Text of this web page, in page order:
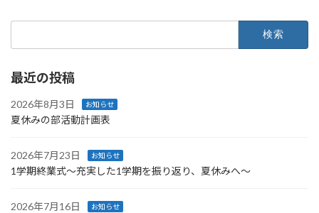
最近の投稿
2026年8月3日 お知らせ
夏休みの部活動計画表
2026年7月23日 お知らせ
1学期終業式〜充実した1学期を振り返り、夏休みへ〜
2026年7月16日 お知らせ